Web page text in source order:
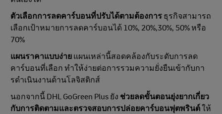
ตัวเลือกการลดคาร์บอนที่ปรับได้ตามต้องการ ธุรกิจสามารถ
เลือกเป้าหมายการลดคาร์บอนได้ 10%, 20%,30%, 50% หรือ
70%
แผนราคาแบบง่าย แผนเหล่านี้สอดคล้องกับระดับการลด
คาร์บอนที่เลือก ทําให้ง่ายต่อการรวมความยั่งยืนเข้ากับกา
รดําเนินงานด้านโลจิสติกส์
นอกจากนี้ DHL GoGreen Plus ยัง ช่วยลดขั้นตอนยุ่งยากเกี่ยว
กับการติดตามและตรวจสอบการปล่อยคาร์บอนฟุตพรินต์ให้